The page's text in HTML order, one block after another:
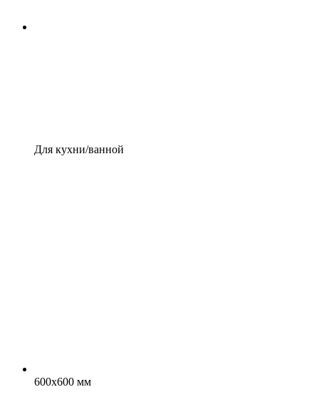
Для кухни/ванной
600x600 мм